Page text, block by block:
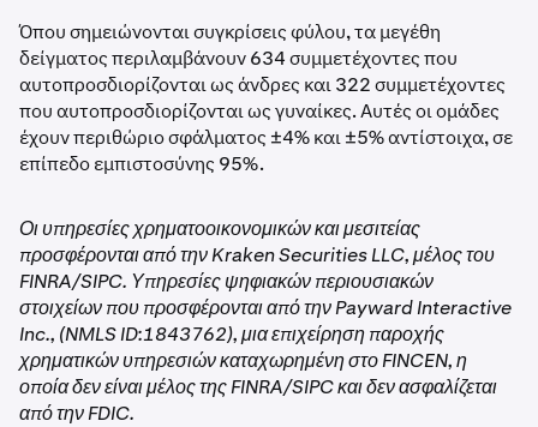
Όπου σημειώνονται συγκρίσεις φύλου, τα μεγέθη
δείγματος περιλαμβάνουν 634 συμμετέχοντες που
αυτοπροσδιορίζονται ως άνδρες και 322 συμμετέχοντες
που αυτοπροσδιορίζονται ως γυναίκες. Αυτές οι ομάδες
έχουν περιθώριο σφάλματος ±4% και ±5% αντίστοιχα, σε
επίπεδο εμπιστοσύνης 95%.
Οι υπηρεσίες χρηματοοικονομικών και μεσιτείας
προσφέρονται από την Kraken Securities LLC, μέλος του
FINRA/SIPC. Υπηρεσίες ψηφιακών περιουσιακών
στοιχείων που προσφέρονται από την Payward Interactive
Inc., (NMLS ID:1843762), μια επιχείρηση παροχής
χρηματικών υπηρεσιών καταχωρημένη στο FINCEN, η
οποία δεν είναι μέλος της FINRA/SIPC και δεν ασφαλίζεται
από την FDIC.